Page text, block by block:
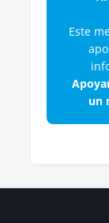
Este
un